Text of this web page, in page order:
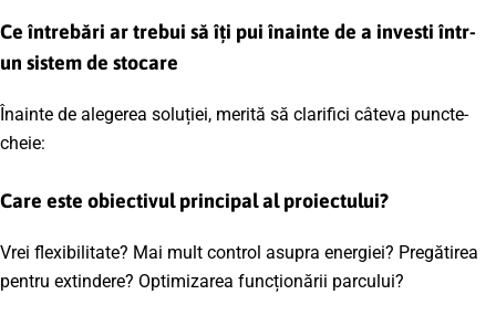
Ce întrebări ar trebui să îți pui înainte de a investi într-
un sistem de stocare
Înainte de alegerea soluției, merită să clarifici câteva puncte-
cheie:
Care este obiectivul principal al proiectului?
Vrei flexibilitate? Mai mult control asupra energiei? Pregătirea
pentru extindere? Optimizarea funcționării parcului?